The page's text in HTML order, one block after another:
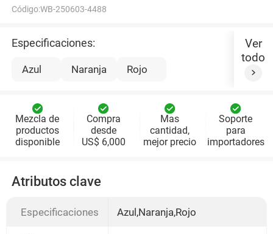
Código:WB-250603-4488
Especificaciones:
Azul Naranja Rojo
Ver
todo
Mezcla de
productos
disponible
Compra
desde
US$ 6,000
Mas
cantidad,
mejor precio
Soporte
para
importadores
Atributos clave
Especificaciones Azul,Naranja,Rojo